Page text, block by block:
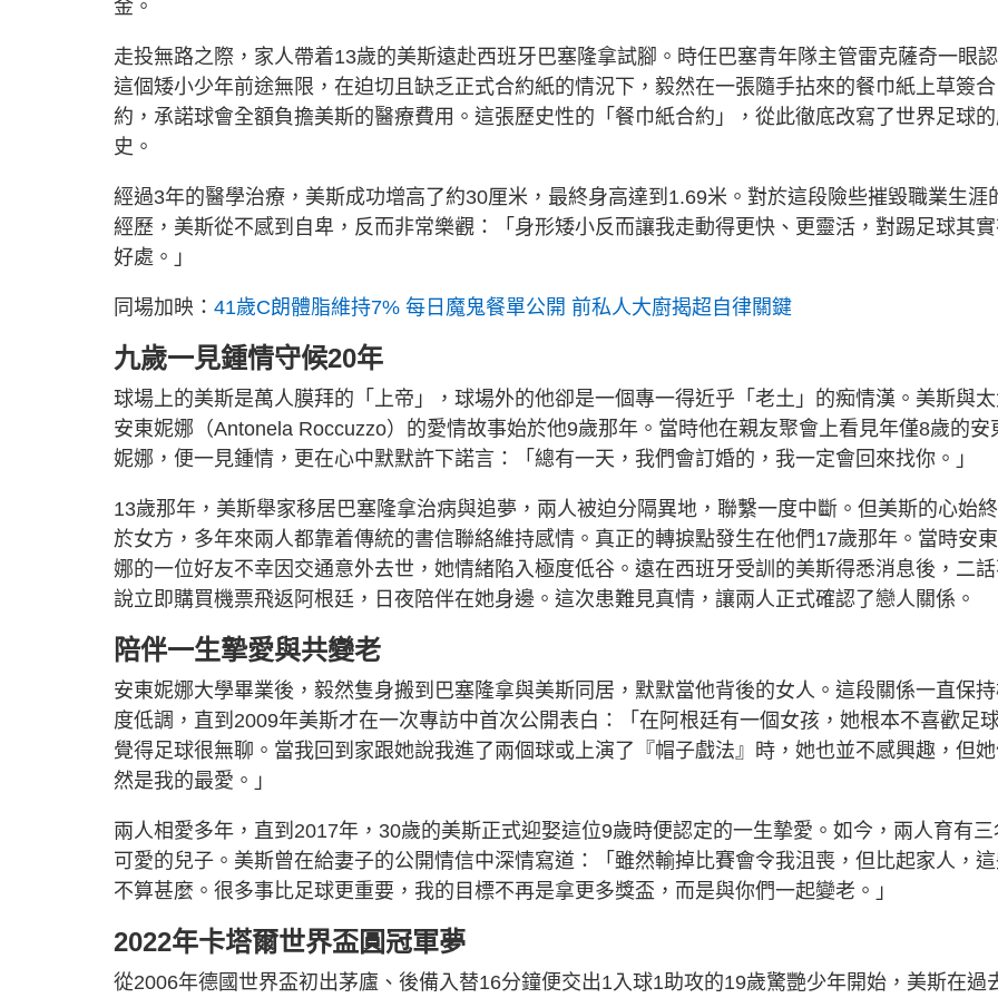
金。
走投無路之際，家人帶着13歲的美斯遠赴西班牙巴塞隆拿試腳。時任巴塞青年隊主管雷克薩奇一眼
這個矮小少年前途無限，在迫切且缺乏正式合約紙的情況下，毅然在一張隨手拈來的餐巾紙上草簽合
約，承諾球會全額負擔美斯的醫療費用。這張歷史性的「餐巾紙合約」，從此徹底改寫了世界足球
史。
經過3年的醫學治療，美斯成功增高了約30厘米，最終身高達到1.69米。對於這段險些摧毀職業生涯
經歷，美斯從不感到自卑，反而非常樂觀：「身形矮小反而讓我走動得更快、更靈活，對踢足球其
好處。」
同場加映： 41歲C朗體脂維持7% 每日魔鬼餐單公開 前私人大廚揭超自律關鍵
九歲一見鍾情守候20年
球場上的美斯是萬人膜拜的「上帝」，球場外的他卻是一個專一得近乎「老土」的痴情漢。美斯與
安東妮娜（Antonela Roccuzzo）的愛情故事始於他9歲那年。當時他在親友聚會上看見年僅8歲的安
妮娜，便一見鍾情，更在心中默默許下諾言：「總有一天，我們會訂婚的，我一定會回來找你。」
13歲那年，美斯舉家移居巴塞隆拿治病與追夢，兩人被迫分隔異地，聯繫一度中斷。但美斯的心始
於女方，多年來兩人都靠着傳統的書信聯絡維持感情。真正的轉捩點發生在他們17歲那年。當時安
娜的一位好友不幸因交通意外去世，她情緒陷入極度低谷。遠在西班牙受訓的美斯得悉消息後，二
說立即購買機票飛返阿根廷，日夜陪伴在她身邊。這次患難見真情，讓兩人正式確認了戀人關係。
陪伴一生摯愛與共變老
安東妮娜大學畢業後，毅然隻身搬到巴塞隆拿與美斯同居，默默當他背後的女人。這段關係一直保
度低調，直到2009年美斯才在一次專訪中首次公開表白：「在阿根廷有一個女孩，她根本不喜歡足球
覺得足球很無聊。當我回到家跟她說我進了兩個球或上演了『帽子戲法』時，她也並不感興趣，但
然是我的最愛。」
兩人相愛多年，直到2017年，30歲的美斯正式迎娶這位9歲時便認定的一生摯愛。如今，兩人育有三
可愛的兒子。美斯曾在給妻子的公開情信中深情寫道：「雖然輸掉比賽會令我沮喪，但比起家人，
不算甚麼。很多事比足球更重要，我的目標不再是拿更多獎盃，而是與你們一起變老。」
2022年卡塔爾世界盃圓冠軍夢
從2006年德國世界盃初出茅廬、後備入替16分鐘便交出1入球1助攻的19歲驚艷少年開始，美斯在過